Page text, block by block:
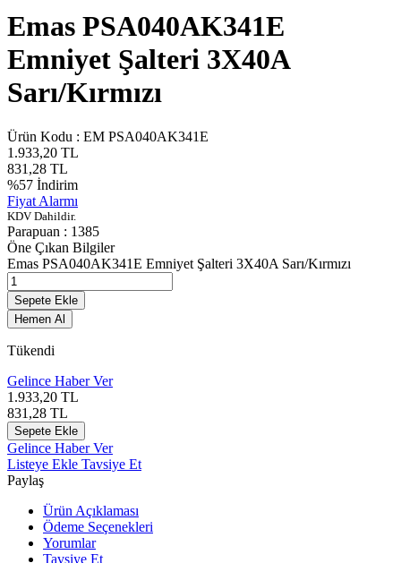
Emas PSA040AK341E
Emniyet Şalteri 3X40A
Sarı/Kırmızı
Ürün Kodu : EM PSA040AK341E
1.933,20 TL
831,28 TL
%57 İndirim
Fiyat Alarmı
KDV Dahildir.
Parapuan : 1385
Öne Çıkan Bilgiler
Emas PSA040AK341E Emniyet Şalteri 3X40A Sarı/Kırmızı
Sepete Ekle
Hemen Al
Tükendi
Gelince Haber Ver
1.933,20 TL
831,28 TL
Sepete Ekle
Gelince Haber Ver
Listeye Ekle Tavsiye Et
Paylaş
Ürün Açıklaması
Ödeme Seçenekleri
Yorumlar
Tavsiye Et